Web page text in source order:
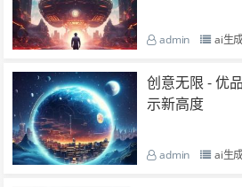
admin ai生
创意无限 - 优
示新高度
admin ai生